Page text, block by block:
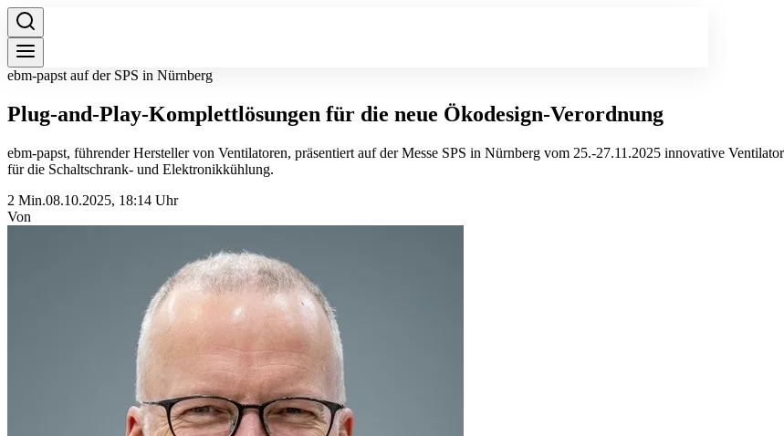
ebm-papst auf der SPS in Nürnberg
Plug-and-Play-Komplettlösungen für die neue Ökodesign-Verordnung
ebm-papst, führender Hersteller von Ventilatoren, präsentiert auf der Messe SPS in Nürnberg vom 25.-27.11.2025 innovative
für die Schaltschrank- und Elektronikkühlung.
2 Min.08.10.2025, 18:14 Uhr
Von